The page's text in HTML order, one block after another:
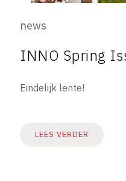
news
INNO Spring
Eindelijk lente!
LEES VERDER